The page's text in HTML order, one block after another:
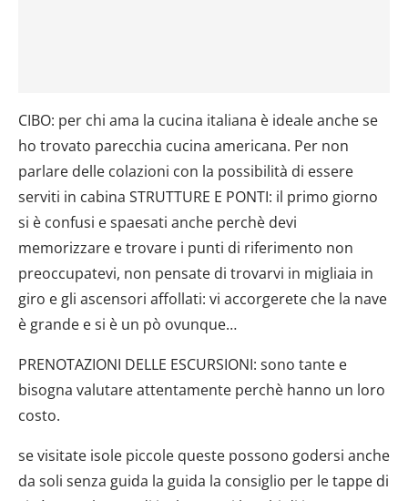
CIBO: per chi ama la cucina italiana è ideale anche se
ho trovato parecchia cucina americana. Per non
parlare delle colazioni con la possibilità di essere
serviti in cabina STRUTTURE E PONTI: il primo giorno
si è confusi e spaesati anche perchè devi
memorizzare e trovare i punti di riferimento non
preoccupatevi, non pensate di trovarvi in migliaia in
giro e gli ascensori affollati: vi accorgerete che la nave
è grande e si è un pò ovunque…
PRENOTAZIONI DELLE ESCURSIONI: sono tante e
bisogna valutare attentamente perchè hanno un loro
costo.
se visitate isole piccole queste possono godersi anche
da soli senza guida la guida la consiglio per le tappe di